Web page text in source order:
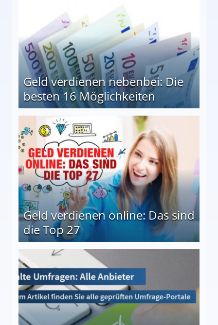
Geld verdienen nebenbei: Die
besten 16 Möglichkeiten
Geld verdienen online: Das sind
die Top 27